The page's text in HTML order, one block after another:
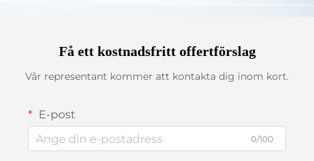
Få ett kostnadsfritt offertförslag
Vår representant kommer att kontakta dig inom kort.
E-post
0/100